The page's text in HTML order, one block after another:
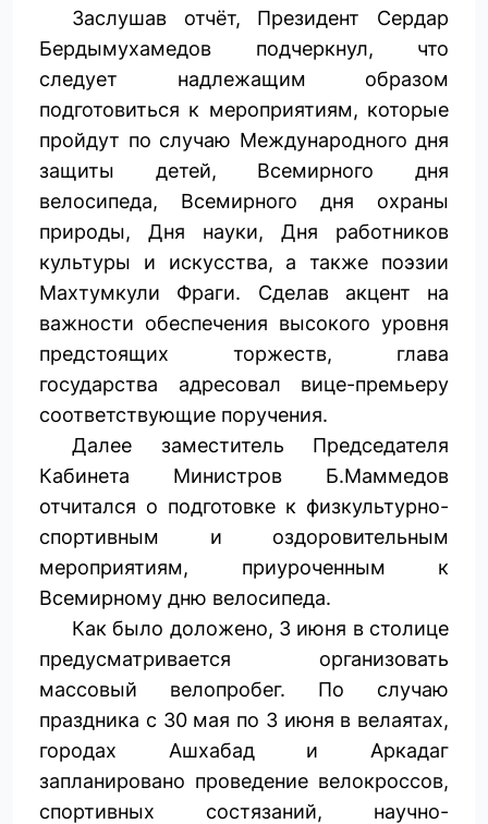
Заслушав отчёт, Президент Сердар
Бердымухамедов подчеркнул, что
следует надлежащим образом
подготовиться к мероприятиям, которые
пройдут по случаю Международного дня
защиты детей, Всемирного дня
велосипеда, Всемирного дня охраны
природы, Дня науки, Дня работников
культуры и искусства, а также поэзии
Махтумкули Фраги. Сделав акцент на
важности обеспечения высокого уровня
предстоящих торжеств, глава
государства адресовал вице-премьеру
соответствующие поручения.
Далее заместитель Председателя
Кабинета Министров Б.Маммедов
отчитался о подготовке к физкультурно-
спортивным и оздоровительным
мероприятиям, приуроченным к
Всемирному дню велосипеда.
Как было доложено, 3 июня в столице
предусматривается организовать
массовый велопробег. По случаю
праздника с 30 мая по 3 июня в велаятах,
городах Ашхабад и Аркадаг
запланировано проведение велокроссов,
спортивных состязаний, научно-